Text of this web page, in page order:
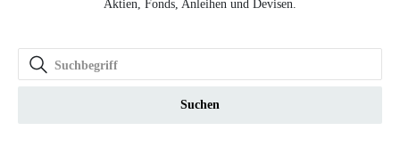
Aktien, Fonds, Anleihen und Devisen.
Suchen